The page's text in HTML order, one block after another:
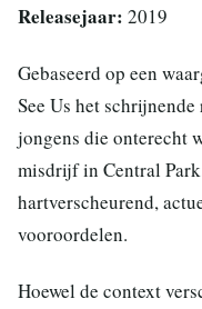
Releasejaar: 2019
Gebaseerd op een
See Us het
jongens die onterecht
misdrijf in Central
hartverscheurend,
vooroordelen.
Hoewel de context